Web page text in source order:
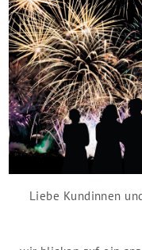
Liebe Kundinnen